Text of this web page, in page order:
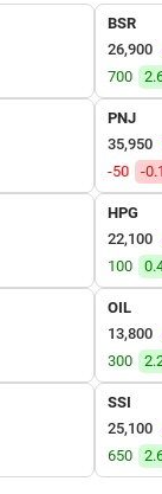
BSR
26,900
700
PNJ
35,950
-50
-
HPG
22,100
100
OIL
13,800
300
SSI
25,100
650